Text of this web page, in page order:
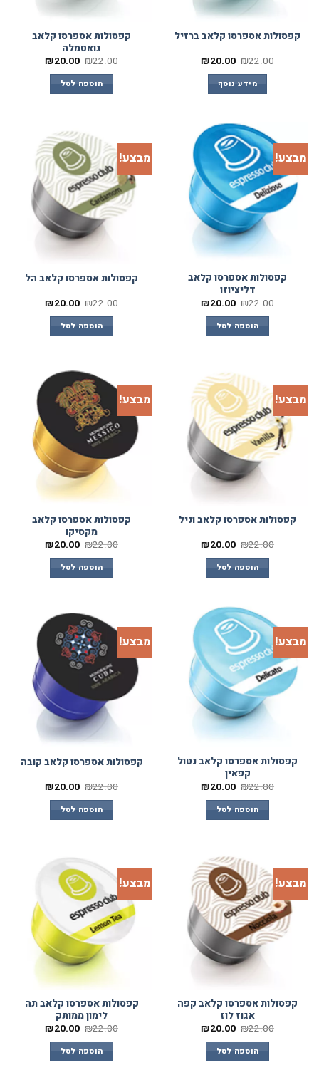
קפסולות אספרסו קלאב ברזיל
₪22.00
₪20.00
מידע נוסף
קפסולות אספרסו קלאב
גואטמלה
₪22.00
₪20.00
הוספה לסל
מבצע!
קפסולות אספרסו קלאב
דליציוזו
₪22.00
₪20.00
הוספה לסל
מבצע!
קפסולות אספרסו קלאב הל
₪22.00
₪20.00
הוספה לסל
מבצע!
קפסולות אספרסו קלאב וניל
₪22.00
₪20.00
הוספה לסל
מבצע!
קפסולות אספרסו קלאב
מקסיקו
₪22.00
₪20.00
הוספה לסל
מבצע!
קפסולות אספרסו קלאב נטול
קפאין
₪22.00
₪20.00
הוספה לסל
מבצע!
קפסולות אספרסו קלאב קובה
₪22.00
₪20.00
הוספה לסל
מבצע!
קפסולות אספרסו קלאב קפה
אגוז לוז
₪22.00
₪20.00
הוספה לסל
מבצע!
קפסולות אספרסו קלאב תה
לימון ממותק
₪22.00
₪20.00
הוספה לסל